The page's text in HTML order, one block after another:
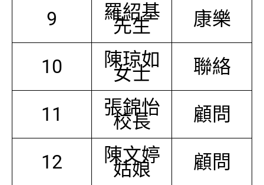
9 羅紹基
先生 康樂
10 陳琼如
女士 聯絡
11 張錦怡
校長 顧問
12 陳文婷
姑娘 顧問